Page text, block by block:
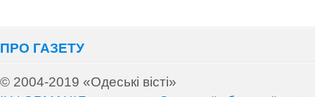
ПРО ГАЗЕТУ
© 2004-2019 «Одеські вісті»